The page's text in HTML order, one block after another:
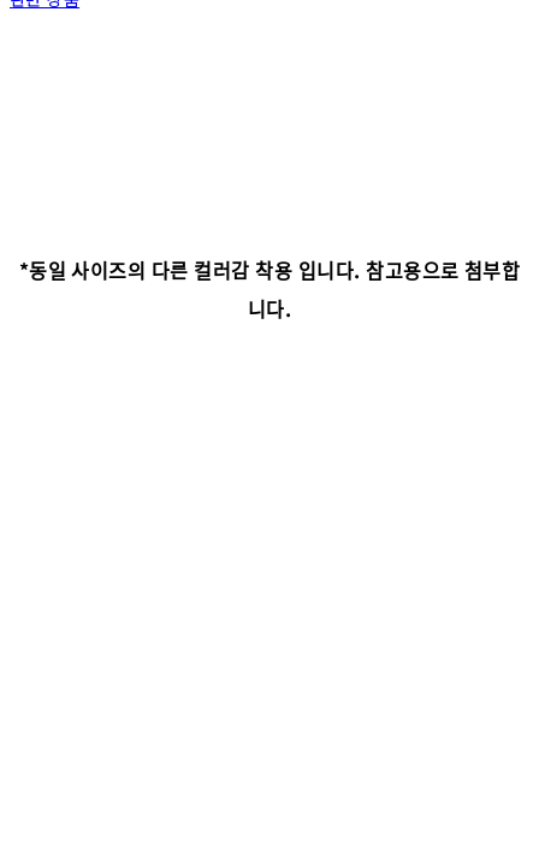
*동일 사이즈의 다른 컬러감 착용 입니다. 참고용으로 첨부합
니다.